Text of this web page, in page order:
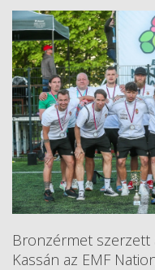
Bronzérmet
Kassán az EMF